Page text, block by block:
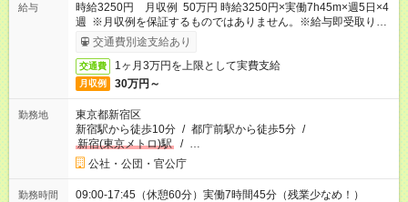
給与
時給3250円 月収例 50万円 時給3250円×実働7h45m×週5日×4
週 ※月収例を保証するものではありません。※給与即受取りサ
ービス利用可（利用条件有）
交通費別途支給あり
交通費 1ヶ月3万円を上限として実費支給
月収例 30万円～
勤務地
東京都新宿区
新宿駅から徒歩10分 / 都庁前駅から徒歩5分 /
新宿(東京メトロ)駅
/ …
公社・公団・官公庁
勤務時間 09:00-17:45（休憩60分）実働7時間45分（残業少なめ！）